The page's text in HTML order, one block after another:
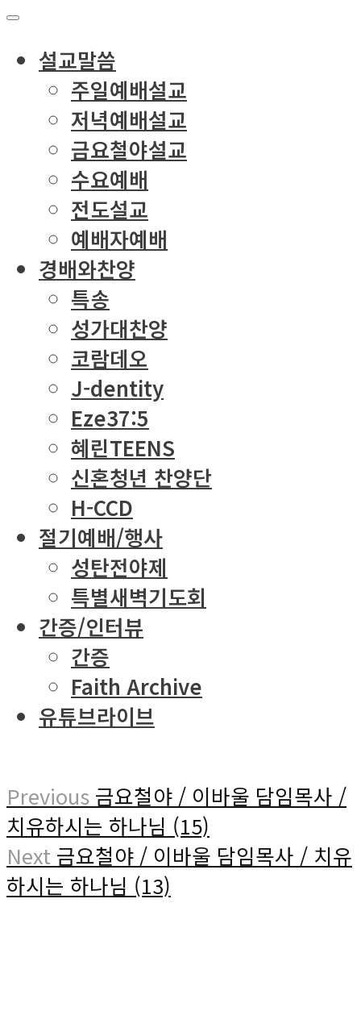
설교말씀
주일예배설교
저녁예배설교
금요철야설교
수요예배
전도설교
예배자예배
경배와찬양
특송
성가대찬양
코람데오
J-dentity
Eze37:5
혜린TEENS
신혼청년 찬양단
H-CCD
절기예배/행사
성탄전야제
특별새벽기도회
간증/인터뷰
간증
Faith Archive
유튜브라이브
Previous 금요철야 / 이바울 담임목사 /
치유하시는 하나님 (15)
Next 금요철야 / 이바울 담임목사 / 치유
하시는 하나님 (13)